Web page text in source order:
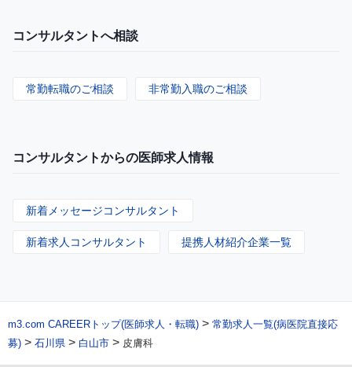
コンサルタントへ相談
常勤転職のご相談 非常勤入職のご相談
コンサルタントからの医師求人情報
新着メッセージコンサルタント
新着求人コンサルタント 提携人材紹介企業一覧
m3.com CAREERトップ(医師求人・転職) > 常勤求人一覧(病医院直接応
募) > 石川県 > 白山市 > 皮膚科